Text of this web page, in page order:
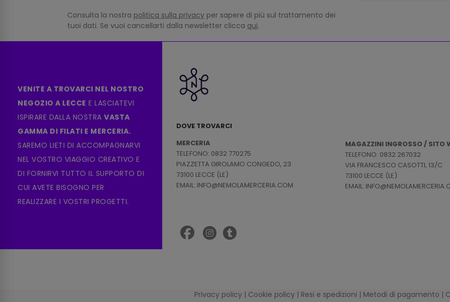
Consulta la nostra politica sulla privacy per sapere di più sul trattamento dei
tuoi dati. Se vuoi cancellarti dalla newsletter clicca qui.
VENITE A TROVARCI NEL NOSTRO
NEGOZIO A LECCE E LASCIATEVI
ISPIRARE DALLA NOSTRA VASTA
GAMMA DI FILATI E MERCERIA.
SAREMO LIETI DI ACCOMPAGNARVI
NEL VOSTRO VIAGGIO CREATIVO E
DI FORNIRVI TUTTO IL SUPPORTO DI
CUI AVETE BISOGNO PER
REALIZZARE I VOSTRI PROGETTI.
DOVE TROVARCI
MERCERIA
TELEFONO: 0832 770275
PIAZZETTA GIROLAMO CONGEDO, 23
73100 LECCE (LE)
EMAIL: INFO@NEMOLAMERCERIA.COM
MAGAZZINI INGROSSO / SITO
TELEFONO: 0832 267032
VIA FRANCESCO CASOTTI, 13/C
73100 LECCE (LE)
EMAIL:
Privacy policy | Cookie policy | Resi e spedizioni | Metodi di pagamento |